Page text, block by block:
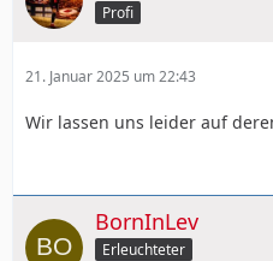
Profi
21. Januar 2025 um 22:43
Wir lassen uns leider auf
BornInLev
Erleuchteter